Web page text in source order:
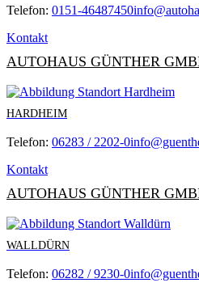
Telefon: 0151-46487450
Kontakt
AUTOHAUS GÜNTHER
HARDHEIM
Telefon: 06283 / 2202-0
Kontakt
AUTOHAUS GÜNTHER
WALLDÜRN
Telefon: 06282 / 9230-0